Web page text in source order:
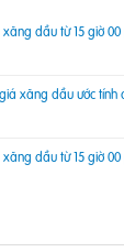
dầu từ 15 giờ
xăng dầu ước
dầu từ 15 giờ